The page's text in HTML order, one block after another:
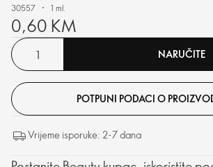
30557 1 ml.
0,60 KM
NARUČITE
POTPUNI PODACI O
Vrijeme isporuke: 2-7 dana